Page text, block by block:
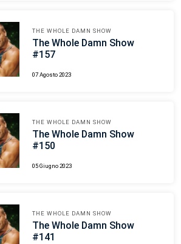
THE WHOLE DAMN SHOW
The Whole Damn Show
#157
07 Agosto 2023
THE WHOLE DAMN SHOW
The Whole Damn Show
#150
05 Giugno 2023
THE WHOLE DAMN SHOW
The Whole Damn Show
#141